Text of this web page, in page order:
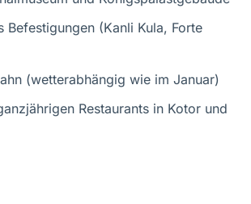
Befestigungen (Kanli Kula, Forte
(wetterabhängig wie im Januar)
Restaurants in Kotor und